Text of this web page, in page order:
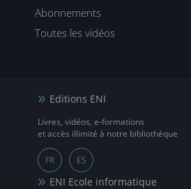
Abonnements
Toutes les vidéos
Editions ENI
Livres, vidéos, e-formations
et accès illimité à notre bibliothèque
FR ES
ENI Ecole informatique